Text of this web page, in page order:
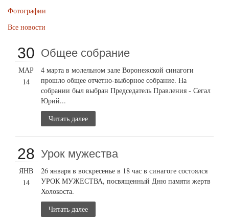
Фотографии
Все новости
30
МАР
14
Общее собрание
4 марта в молельном зале Воронежской синагоги
прошло общее отчетно-выборное собрание. На
собрании был выбран Председатель Правления - Сегал
Юрий...
Читать далее
28
ЯНВ
14
Урок мужества
26 января в воскресенье в 18 час в синагоге состоялся
УРОК МУЖЕСТВА, посвященный Дню памяти жертв
Холокоста.
Читать далее